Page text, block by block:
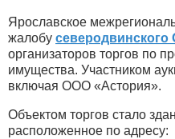
Ярославское
жалобу
организаторов торгов по
имущества. Участником
включая ООО «Астория».
Объектом торгов стало
расположенное по